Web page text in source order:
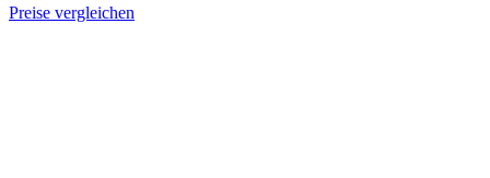
Preise vergleichen